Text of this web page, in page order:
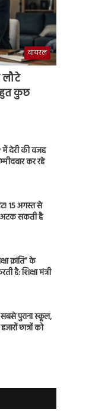
वायरल
लौटे
कुछ
देरी की वजह
कर रहे
15 अगस्त से
सकती है
क्रांति” के
है: शिक्षा मंत्री
पुराना स्कूल,
छात्रों को